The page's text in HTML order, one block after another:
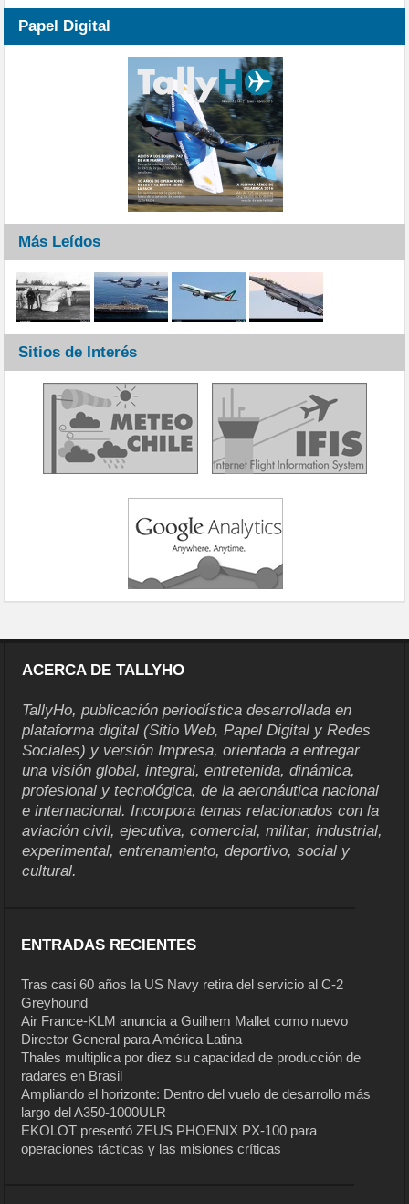
Papel Digital
Más Leídos
Sitios de Interés
ACERCA DE TALLYHO
TallyHo, publicación periodística desarrollada en
plataforma digital (Sitio Web, Papel Digital y Redes
Sociales) y versión Impresa, orientada a entregar
una visión global, integral, entretenida, dinámica,
profesional y tecnológica, de la aeronáutica nacional
e internacional. Incorpora temas relacionados con la
aviación civil, ejecutiva, comercial, militar, industrial,
experimental, entrenamiento, deportivo, social y
cultural.
ENTRADAS RECIENTES
Tras casi 60 años la US Navy retira del servicio al C-2
Greyhound
Air France-KLM anuncia a Guilhem Mallet como nuevo
Director General para América Latina
Thales multiplica por diez su capacidad de producción de
radares en Brasil
Ampliando el horizonte: Dentro del vuelo de desarrollo más
largo del A350-1000ULR
EKOLOT presentó ZEUS PHOENIX PX-100 para
operaciones tácticas y las misiones críticas